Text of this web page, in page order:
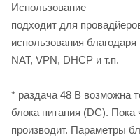
Использование
подходит для
использования
NAT, VPN, DHCP и т.п.
* раздача 48 В возможна
блока питания (DC). Пока
производит. Параметры